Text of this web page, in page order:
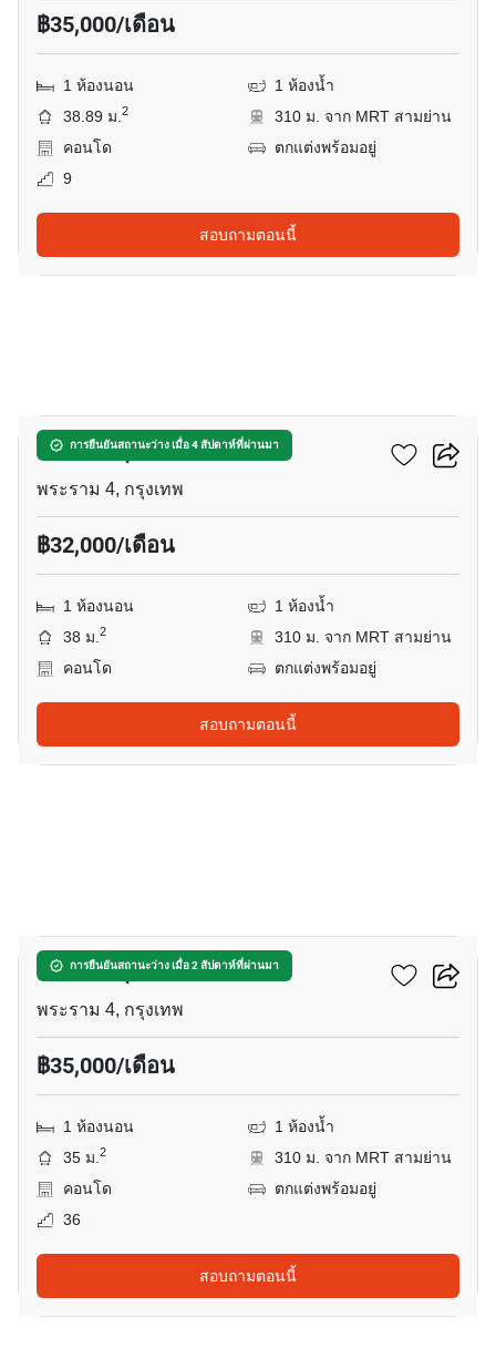
฿35,000/เดือน
1 ห้องนอน
1 ห้องน้ำ
38.89 ม.2
310 ม. จาก MRT สามย่าน
คอนโด
ตกแต่งพร้อมอยู่
9
สอบถามตอนนี้
การยืนยันสถานะว่าง เมื่อ 4 สัปดาห์ที่ผ่านมา
คัลเจอร์ จุฬา
พระราม 4, กรุงเทพ
฿32,000/เดือน
1 ห้องนอน
1 ห้องน้ำ
38 ม.2
310 ม. จาก MRT สามย่าน
คอนโด
ตกแต่งพร้อมอยู่
สอบถามตอนนี้
การยืนยันสถานะว่าง เมื่อ 2 สัปดาห์ที่ผ่านมา
คัลเจอร์ จุฬา
พระราม 4, กรุงเทพ
฿35,000/เดือน
1 ห้องนอน
1 ห้องน้ำ
35 ม.2
310 ม. จาก MRT สามย่าน
คอนโด
ตกแต่งพร้อมอยู่
36
สอบถามตอนนี้